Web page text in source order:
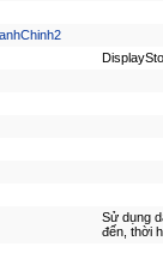
Sử dụng
đến, thời